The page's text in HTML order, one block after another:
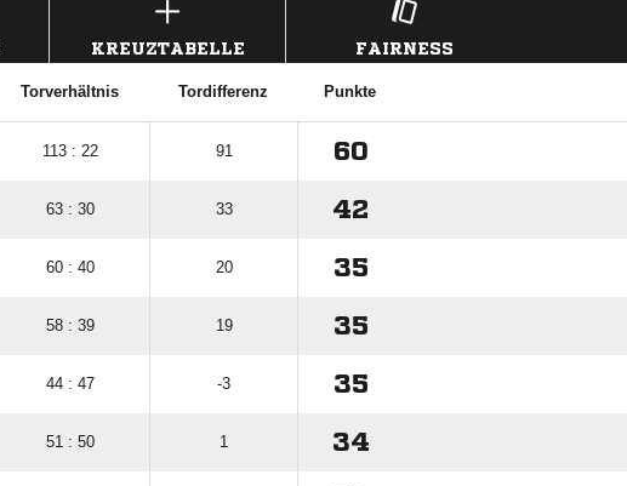
KREUZTABELLE FAIRNESS
Torverhältnis Tordifferenz Punkte
113 : 22 91 60
63 : 30 33 42
60 : 40 20 35
58 : 39 19 35
44 : 47 -3 35
51 : 50 1 34